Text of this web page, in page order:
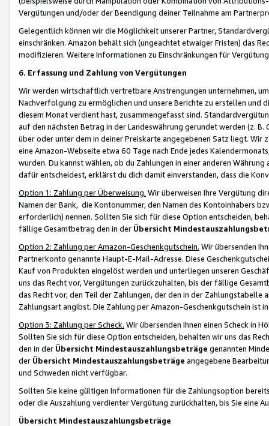
Vergütungen und/oder der Beendigung deiner Teilnahme am
Gelegentlich können wir die Möglichkeit unserer Partner,
einschränken. Amazon behält sich (ungeachtet etwaiger Fristen) das
modifizieren. Weitere Informationen zu Einschränkungen für
6. Erfassung und Zahlung von Vergütungen
Wir werden wirtschaftlich vertretbare Anstrengungen unternehmen,
Nachverfolgung zu ermöglichen und unsere Berichte zu erstellen und
diesem Monat verdient hast, zusammengefasst sind.
auf den nächsten Betrag in der Landeswährung gerundet werden (z.
über oder unter dem in deiner Preiskarte angegebenen Satz liegt.
eine Amazon-Webseite etwa 60 Tage nach Ende jedes
wurden. Du kannst wählen, ob du Zahlungen in einer anderen
dafür entscheidest, erklärst du dich damit einverstanden, dass die
Option 1: Zahlung per Überweisung. Wir überweisen Ihre Vergütung
Namen der Bank, die Kontonummer, den Namen des Kontoinhabers
erforderlich) nennen. Sollten Sie sich für diese Option entscheiden,
fällige Gesamtbetrag den in der Übersicht
Option 2: Zahlung per Amazon-Geschenkgutschein. Wir übersenden
Partnerkonto genannte Haupt-E-Mail-Adresse. Diese
Kauf von Produkten eingelöst werden und unterliegen unseren
uns das Recht vor, Vergütungen zurückzuhalten, bis der fällige
das Recht vor, den Teil der Zahlungen, der den in der
Zahlungsart angibst. Die Zahlung per Amazon-Geschenkgutschein ist
Option 3: Zahlung per Scheck. Wir übersenden Ihnen einen Scheck in
Sollten Sie sich für diese Option entscheiden, behalten wir uns das
den in der Übersicht Mindestauszahlungsbeträge genannten
der Übersicht Mindestauszahlungsbeträge angegebene
und Schweden nicht verfügbar.
Sollten Sie keine gültigen Informationen für die Zahlungsoption
oder die Auszahlung verdienter Vergütung zurückhalten, bis Sie
Übersicht Mindestauszahlungsbeträge